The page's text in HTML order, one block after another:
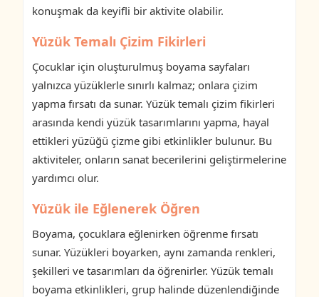
konuşmak da keyifli bir aktivite olabilir.
Yüzük Temalı Çizim Fikirleri
Çocuklar için oluşturulmuş boyama sayfaları
yalnızca yüzüklerle sınırlı kalmaz; onlara çizim
yapma fırsatı da sunar. Yüzük temalı çizim fikirleri
arasında kendi yüzük tasarımlarını yapma, hayal
ettikleri yüzüğü çizme gibi etkinlikler bulunur. Bu
aktiviteler, onların sanat becerilerini geliştirmelerine
yardımcı olur.
Yüzük ile Eğlenerek Öğren
Boyama, çocuklara eğlenirken öğrenme fırsatı
sunar. Yüzükleri boyarken, aynı zamanda renkleri,
şekilleri ve tasarımları da öğrenirler. Yüzük temalı
boyama etkinlikleri, grup halinde düzenlendiğinde